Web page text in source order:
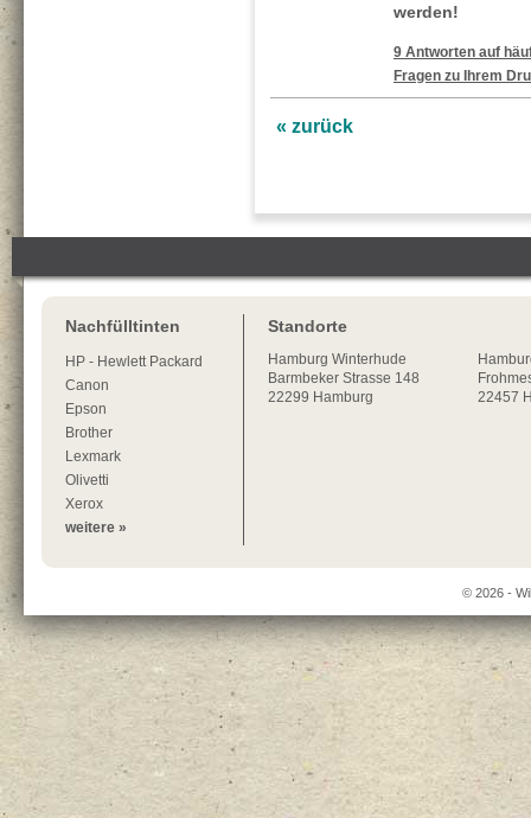
werden!
9 Antworten auf
Fragen zu Ihrem
« zurück
Nachfülltinten
HP - Hewlett Packard
Canon
Epson
Brother
Lexmark
Olivetti
Xerox
weitere »
Standorte
Hamburg Winterhude
Barmbeker Strasse 148
22299 Hamburg
22457
© 2026 -